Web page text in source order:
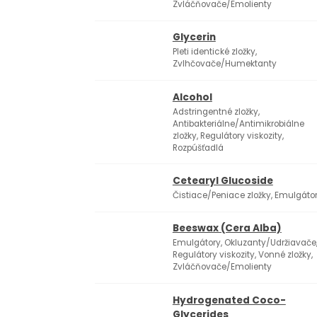
Zvláčňovače/Emolienty
Glycerin
Pleti identické zložky,
Zvlhčovače/Humektanty
Alcohol
Adstringentné zložky,
Antibakteriálne/Antimikrobiálne
zložky, Regulátory viskozity,
Rozpúšťadlá
Cetearyl Glucoside
Čistiace/Peniace zložky,
Beeswax (Cera Alba)
Emulgátory, Okluzanty/Udržiavače,
Regulátory viskozity, Vonné zložky,
Zvláčňovače/Emolienty
Hydrogenated Coco-